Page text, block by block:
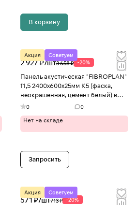
В корзину
Акция Советуем
2 927 ₽/шт3 658 ₽ -20%
Панель акустическая "FIBROPLAN"
f1,5 2400х600х25мм К5 (фаска,
неокрашенная, цемент белый) в
Иваново
0 0
Нет на складе
Запросить
Акция Советуем
571 ₽/шт713 ₽ -20%